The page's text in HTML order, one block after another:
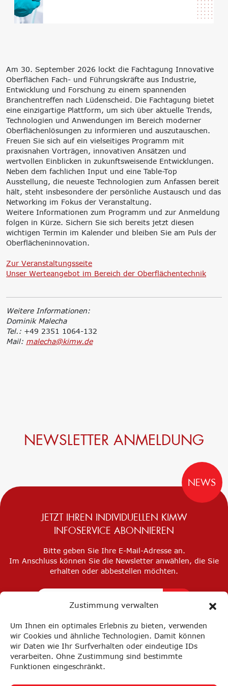
Zustimmung verwalten
Um Ihnen ein optimales Erlebnis zu bieten, verwenden
wir Cookies und ähnliche Technologien. Damit können
wir Daten wie Ihr Surfverhalten oder eindeutige IDs
verarbeiten. Ohne Zustimmung sind bestimmte
Funktionen eingeschränkt.
‘Lernen formt
Zukunft’
Transformation,
Umsetzung
Innovationsnetzwerke
Internationalisierung
k-branche.de
Portfolio
Doppelte
Wesentlichkeit, KPI &
Strategien
Corporate Carbon
Footprint (CCF)
Environmental Product
Declaration (EPD)
Am 30. September 2026 lockt die Fachtagung Innovative
Oberflächen Fach- und Führungskräfte aus Industrie,
Entwicklung und Forschung zu einem spannenden
Branchentreffen nach Lüdenscheid. Die Fachtagung bietet
eine einzigartige Plattform, um sich über aktuelle Trends,
Technologien und Anwendungen im Bereich moderner
Oberflächenlösungen zu informieren und auszutauschen.
Freuen Sie sich auf ein vielseitiges Programm mit
praxisnahen Vorträgen, innovativen Ansätzen und
wertvollen Einblicken in zukunftsweisende Entwicklungen.
Neben dem fachlichen Input und eine Table-Top
Ausstellung, die neueste Technologien zum Anfassen bereit
hält, steht insbesondere der persönliche Austausch und das
Networking im Fokus der Veranstaltung.
Weitere Informationen zum Programm und zur Anmeldung
folgen in Kürze. Sichern Sie sich bereits jetzt diesen
wichtigen Termin im Kalender und bleiben Sie am Puls der
Oberflächeninnovation.
Zur Veranstaltungsseite
Unser Werteangebot im Bereich der Oberflächentechnik
Weitere Informationen:
Dominik Malecha
Tel.: +49 2351 1064-132
Mail: malecha@kimw.de
NEWSLETTER ANMELDUNG
NEWS
JETZT IHREN INDIVIDUELLEN KIMW
INFOSERVICE ABONNIEREN
Bitte geben Sie Ihre E-Mail-Adresse an.
Im Anschluss können Sie die Newsletter anwählen, die Sie
erhalten oder abbestellen möchten.